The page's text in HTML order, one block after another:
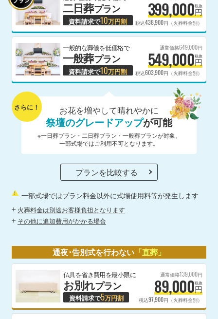
二日葬プラン
資料請求で10万円割
399,000円
税抜
税込438,900円（火葬料金別）
一般的な葬儀を低価格で
一般葬プラン
資料請求で10万円割
通常価格649,000円
549,000円
税抜
税込603,900円（火葬料金別）
さらに！ お花を増やして晴れやかに
祭壇のグレードアップが可能
※一日葬プラン・二日葬プラン・一般葬プランが対象、
一部式場ではご利用不可となります。
プランを比較する
一部式場ではプラン料金以外に式場使用料等が発生します
火葬料金は別途お客様負担となります
その他に追加費用がかかる場合
通夜･告別式を行わない 「直葬」
仏具を省き費用を最小限に
お別れプラン
資料請求で5万円割
通常価格139,000円
89,000円
税抜
税込97,900円（火葬料金別）